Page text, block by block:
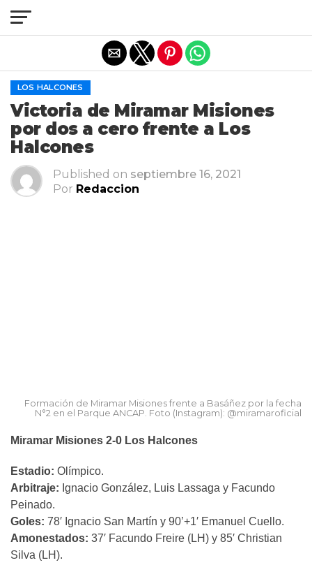
LOS HALCONES
Victoria de Miramar Misiones
por dos a cero frente a Los
Halcones
Published on septiembre 16, 2021
Por Redaccion
Formación de Miramar Misiones frente a Basáñez por la fecha
N°2 en el Parque ANCAP. Foto (Instagram): @miramaroficial
Miramar Misiones 2-0 Los Halcones
Estadio: Olímpico.
Arbitraje: Ignacio González, Luis Lassaga y Facundo
Peinado.
Goles: 78′ Ignacio San Martín y 90’+1′ Emanuel Cuello.
Amonestados: 37′ Facundo Freire (LH) y 85′ Christian
Silva (LH).